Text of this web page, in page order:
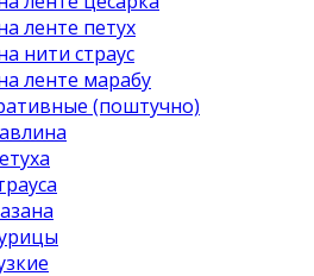
ленте петух
нити страус
ленте марабу
(поштучно)